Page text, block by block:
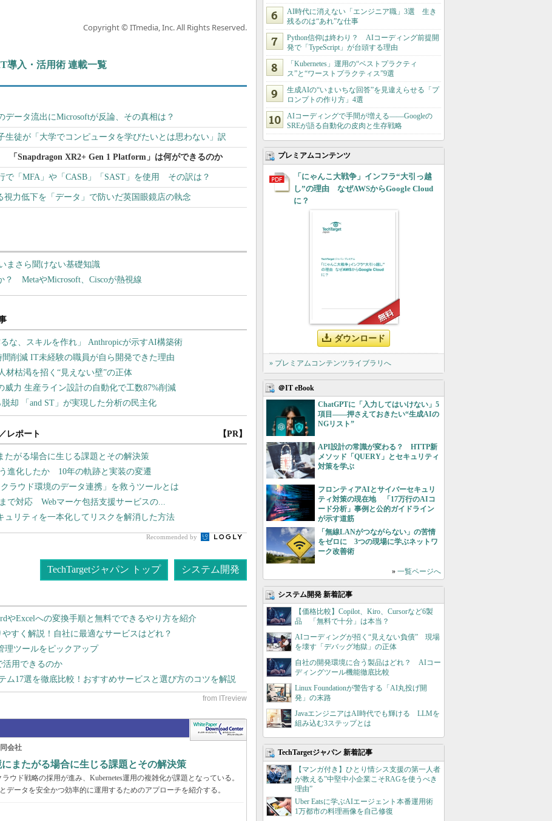
Copyright © ITmedia, Inc. All Rights Reserved.
導入・活用術 連載一覧
データ流出にMicrosoftが反論、その真相は？
生徒が「大学でコンピュータを学びたいとは思わない」訳
「Snapdragon XR2+ Gen 1 Platform」は何ができるのか
で「MFA」や「CASB」「SAST」を使用 その訳は？
視力低下を「データ」で防いだ英国眼鏡店の執念
まさら聞けない基礎知識
？ MetaやMicrosoft、Ciscoが熱視線
レポート 【PR】
たがる場合に生じる課題とその解決策
進化したか 10年の軌跡と実装の変遷
ラウド環境のデータ連携」を救うツールとは
で対応 Webマーケ包括支援サービスの...
ュリティを一本化してリスクを解消した方法
Recommended by
TechTargetジャパン トップ システム開発
やExcelへの変換手順と無料でできるやり方を紹介
すく解説！自社に最適なサービスはどれ？
理ツールをピックアップ
活用できるのか
ム17選を徹底比較！おすすめサービスと選び方のコツを解説
会社
またがる場合に生じる課題とその解決策
ウド戦略の採用が進み、Kubernetes運用の複雑化が課題となっている。
データを安全かつ効率的に運用するためのアプローチを紹介する。
AI時代に消えない「エンジニア職」3選 生き
残るのは“あれ”な仕事
Python信仰は終わり？ AIコーディング前提開
発で「TypeScript」が台頭する理由
「Kubernetes」運用の“ベストプラクティ
ス”と“ワーストプラクティス”9選
生成AIの“いまいちな回答”を見違えらせる「プ
ロンプトの作り方」4選
AIコーディングで手間が増える――Googleの
SREが語る自動化の皮肉と生存戦略
プレミアムコンテンツ
「にゃんこ大戦争」インフラ“大引っ越
し”の理由 なぜAWSからGoogle Cloud
に？
ダウンロード
» プレミアムコンテンツライブラリへ
＠IT eBook
ChatGPTに「入力してはいけない」5
項目――押さえておきたい“生成AIの
NGリスト”
API設計の常識が変わる？ HTTP新
メソッド「QUERY」とセキュリティ
対策を学ぶ
フロンティアAIとサイバーセキュリ
ティ対策の現在地 「17万行のAIコ
ード分析」事例と公的ガイドライン
が示す道筋
「無線LANがつながらない」の苦情
をゼロに 3つの現場に学ぶネットワ
ーク改善術
» 一覧ページへ
システム開発 新着記事
【価格比較】Copilot、Kiro、Cursorなど6製
品 「無料で十分」は本当？
AIコーディングが招く“見えない負債” 現場
を壊す「デバッグ地獄」の正体
自社の開発環境に合う製品はどれ？ AIコー
ディングツール機能徹底比較
Linux Foundationが警告する「AI丸投げ開
発」の末路
JavaエンジニアはAI時代でも輝ける LLMを
組み込む3ステップとは
TechTargetジャパン 新着記事
【マンガ付き】ひとり情シス支援の第一人者
が教える”中堅中小企業こそRAGを使うべき
理由”
Uber Eatsに学ぶAIエージェント本番運用術
1万都市の料理画像を自己修復